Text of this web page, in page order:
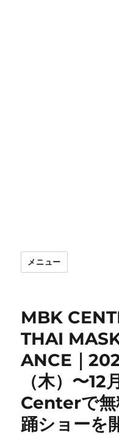
メニュー
MBK
THAI
ANCE｜
（木）〜
Centerで無
踊ショーを